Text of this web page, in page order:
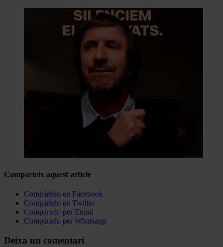
Comparteix aquest article
Compártelo en Facebook
Compártelo en Twitter
Compártelo per Email
Compártelo per Whatsapp
Deixa un comentari